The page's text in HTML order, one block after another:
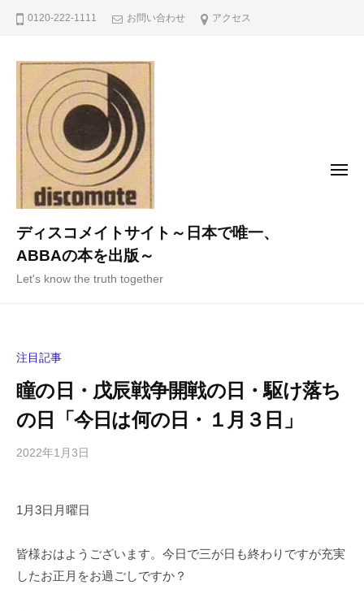
0120-222-1111 お問い合わせ アクセス
ディスコメイトサイト～日本で唯一、
ABBAの本を出版～
Let's know the truth together
メ
注目記事
瞳の日・戊辰戦争開戦の日・駆け落ち
の日「今日は何の日・１月３日」
2022年1月3日
a
s
メ
ン
1月3日月曜日
皆様おはようございます。今日で三が日も終わりですが充実
したお正月をお過ごしですか？